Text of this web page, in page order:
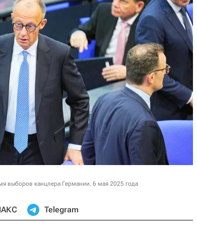
выборов канцлера Германии. 6 мая 2025 года
Telegram